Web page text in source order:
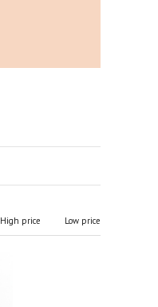
High price Low price